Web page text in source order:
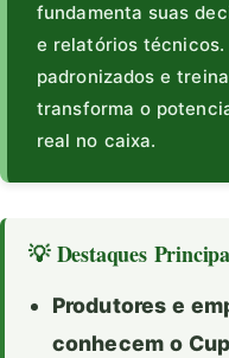
fundamenta suas
e relatórios
padronizados e
transforma o
real no caixa.
💡 Destaques
Produtores e
conhecem o